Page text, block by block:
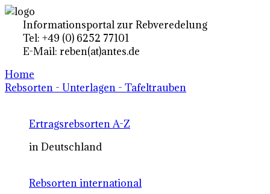
Informationsportal zur Rebveredelung
Tel: +49 (0) 6252 77101
E-Mail: reben(at)antes.de
Home
Rebsorten - Unterlagen - Tafeltrauben
Ertragsrebsorten A-Z
in Deutschland
Rebsorten international